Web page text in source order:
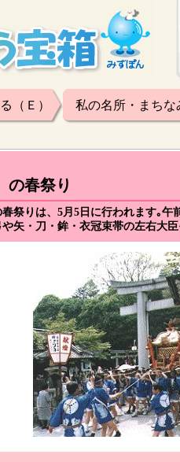
（Ｅ） 私の名所・まちな
の春祭り
祭りは、5月5日に行われます｡
矢・刀・鉾・衣冠束帯の左右大